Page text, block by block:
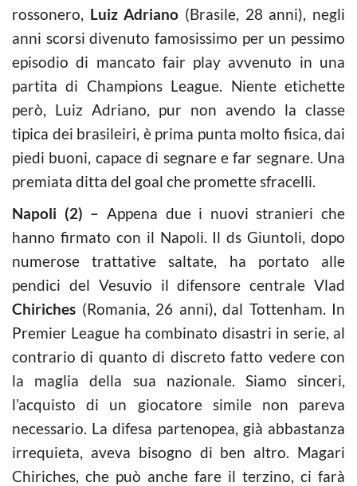
rossonero, Luiz Adriano (Brasile, 28 anni), negli
anni scorsi divenuto famosissimo per un pessimo
episodio di mancato fair play avvenuto in una
partita di Champions League. Niente etichette
però, Luiz Adriano, pur non avendo la classe
tipica dei brasileiri, è prima punta molto fisica, dai
piedi buoni, capace di segnare e far segnare. Una
premiata ditta del goal che promette sfracelli.
Napoli (2) – Appena due i nuovi stranieri che
hanno firmato con il Napoli. Il ds Giuntoli, dopo
numerose trattative saltate, ha portato alle
pendici del Vesuvio il difensore centrale Vlad
Chiriches (Romania, 26 anni), dal Tottenham. In
Premier League ha combinato disastri in serie, al
contrario di quanto di discreto fatto vedere con
la maglia della sua nazionale. Siamo sinceri,
l’acquisto di un giocatore simile non pareva
necessario. La difesa partenopea, già abbastanza
irrequieta, aveva bisogno di ben altro. Magari
Chiriches, che può anche fare il terzino, ci farà